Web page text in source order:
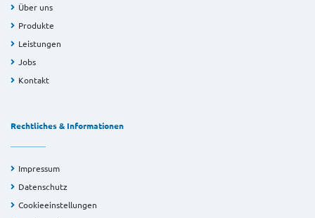
Über uns
Produkte
Leistungen
Jobs
Kontakt
Rechtliches & Informationen
Impressum
Datenschutz
Cookieeinstellungen